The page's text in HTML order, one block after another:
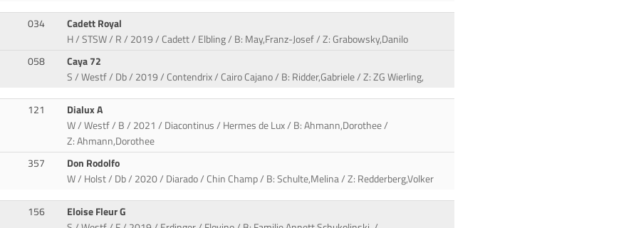
034
Cadett Royal
H / STSW / R / 2019 / Cadett / Elbling / B: May,Franz-Josef / Z: Grabowsky,Danilo
058
Caya 72
S / Westf / Db / 2019 / Contendrix / Cairo Cajano / B: Ridder,Gabriele / Z: ZG Wierling,
121
Dialux A
W / Westf / B / 2021 / Diacontinus / Hermes de Lux / B: Ahmann,Dorothee /
Z: Ahmann,Dorothee
357
Don Rodolfo
W / Holst / Db / 2020 / Diarado / Chin Champ / B: Schulte,Melina / Z: Redderberg,Volker
156
Eloise Fleur G